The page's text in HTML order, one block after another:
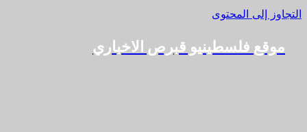
التجاوز إلى المحتوى
موقع فلسطينيو قبرص الاخباري